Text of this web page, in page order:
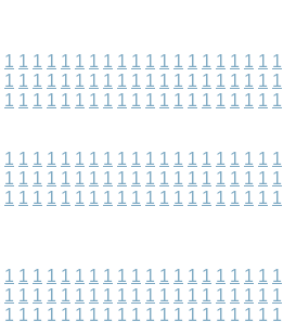
1 1 1 1 1 1 1 1 1 1 1 1 1 1 1 1 1 1 1 1
1 1 1 1 1 1 1 1 1 1 1 1 1 1 1 1 1 1 1 1
1 1 1 1 1 1 1 1 1 1 1 1 1 1 1 1 1 1 1 1
1 1 1 1 1 1 1 1 1 1 1 1 1 1 1 1 1 1 1 1
1 1 1 1 1 1 1 1 1 1 1 1 1 1 1 1 1 1 1 1
1 1 1 1 1 1 1 1 1 1 1 1 1 1 1 1 1 1 1 1
1 1 1 1 1 1 1 1 1 1 1 1 1 1 1 1 1 1 1 1
1 1 1 1 1 1 1 1 1 1 1 1 1 1 1 1 1 1 1 1
1 1 1 1 1 1 1 1 1 1 1 1 1 1 1 1 1 1 1 1